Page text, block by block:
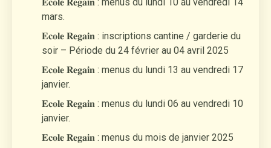
𝐄𝐜𝐨𝐥𝐞 𝐑𝐞𝐠𝐚𝐢𝐧 : menus du lundi 10 au vendredi 14
mars.
𝐄𝐜𝐨𝐥𝐞 𝐑𝐞𝐠𝐚𝐢𝐧 : inscriptions cantine / garderie du
soir – Période du 24 février au 04 avril 2025
𝐄𝐜𝐨𝐥𝐞 𝐑𝐞𝐠𝐚𝐢𝐧 : menus du lundi 13 au vendredi 17
janvier.
𝐄𝐜𝐨𝐥𝐞 𝐑𝐞𝐠𝐚𝐢𝐧 : menus du lundi 06 au vendredi 10
janvier.
𝐄𝐜𝐨𝐥𝐞 𝐑𝐞𝐠𝐚𝐢𝐧 : menus du mois de janvier 2025